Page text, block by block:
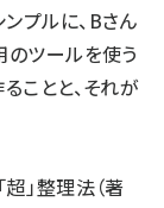
プルに、Bさん
のツールを使う
ことと、それが
」整理法（著